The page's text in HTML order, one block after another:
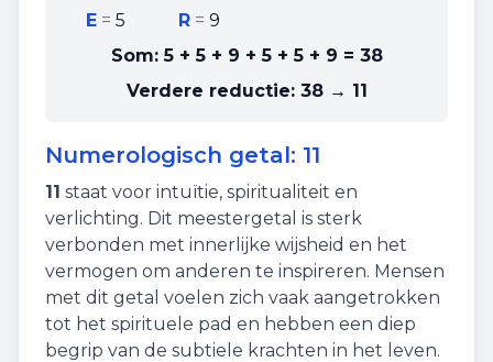
E= 5 R =9
Som:5 + 5 + 9 + 5 + 5 + 9 = 38
Verdere reductie: 38 → 11
Numerologisch getal: 11
11 staat voor intuïtie, spiritualiteit en
verlichting. Dit meestergetal is sterk
verbonden met innerlijke wijsheid en het
vermogen om anderen te inspireren. Mensen
met dit getal voelen zich vaak aangetrokken
tot het spirituele pad en hebben een diep
begrip van de subtiele krachten in het leven.